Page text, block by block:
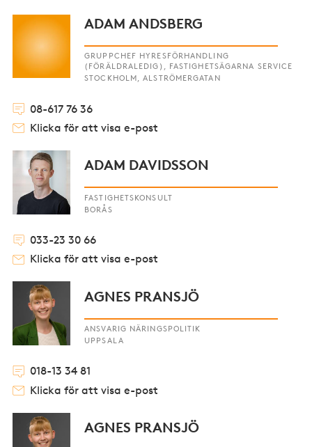
ADAM ANDSBERG
GRUPPCHEF HYRESFÖRHANDLING
(FÖRÄLDRALEDIG), FASTIGHETSÄGARNA SERVICE
STOCKHOLM, ALSTRÖMERGATAN
08-617 76 36
Klicka för att visa e-post
ADAM DAVIDSSON
FASTIGHETSKONSULT
BORÅS
033-23 30 66
Klicka för att visa e-post
AGNES PRANSJÖ
ANSVARIG NÄRINGSPOLITIK
UPPSALA
018-13 34 81
Klicka för att visa e-post
AGNES PRANSJÖ